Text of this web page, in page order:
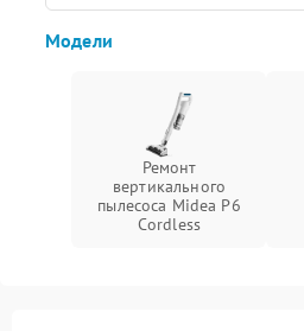
Модели
Ремонт
вертикального
пылесоса Midea P6
Cordless